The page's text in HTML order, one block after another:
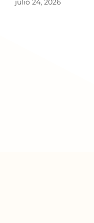
julio 24, 2026